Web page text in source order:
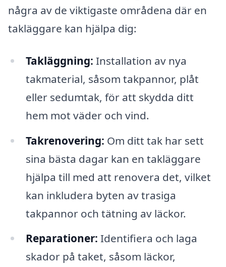
några av de viktigaste områdena där en
takläggare kan hjälpa dig:
Takläggning: Installation av nya
takmaterial, såsom takpannor, plåt
eller sedumtak, för att skydda ditt
hem mot väder och vind.
Takrenovering: Om ditt tak har sett
sina bästa dagar kan en takläggare
hjälpa till med att renovera det, vilket
kan inkludera byten av trasiga
takpannor och tätning av läckor.
Reparationer: Identifiera och laga
skador på taket, såsom läckor,